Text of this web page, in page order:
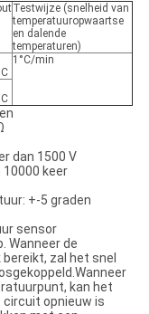
Testwijze (snelheid van
temperatuuropwaartse
en dalende
temperaturen)
1°C/min
dan 1500 V
keer
+-5 graden
sensor
Wanneer de
zal het snel
kan het
opnieuw is